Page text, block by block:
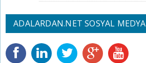
ADALARDAN.NET SOSYAL MEDYA